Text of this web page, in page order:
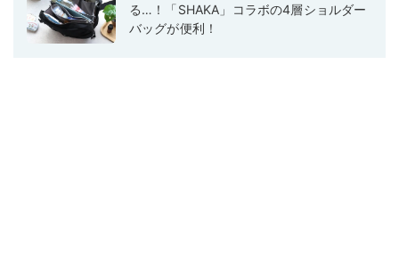
る…！「SHAKA」コラボの4層ショルダー
バッグが便利！